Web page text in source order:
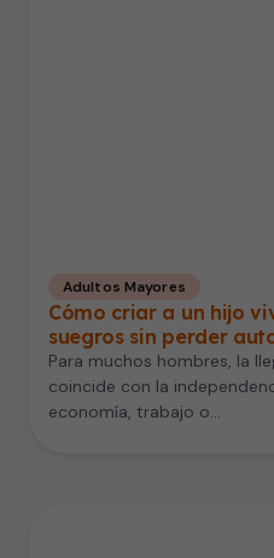
Adultos Mayores
Cómo criar a un hijo
suegros sin perder
Para muchos hombres, la
coincide con la
economía, trabajo o…